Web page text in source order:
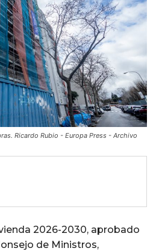
Ricardo Rubio - Europa Press - Archivo
2026-2030, aprobado
de Ministros,